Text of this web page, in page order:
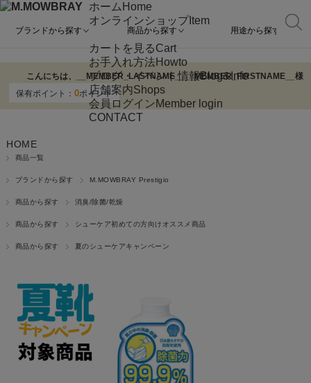
ホーム Home
オンラインショップItem
カートを見るCart
お手入れ方法Howto
ブログ・イベント情報Blog&Info
店舗案内Shops
会員ログインMember login
CONTACT
ブランドから探す 商品から探す 用途から探す
こんにちは、 __MEMBER_LASTNAME____MEMBER_FIRSTNAME__ 様
保有ポイント：0ポイント
HOME
商品一覧
ブランドから探す M.MOWBRAY Prestigio
商品から探す 消臭/除菌/乾燥
商品から探す シューケア初めての方向けオススメ商品
商品から探す 夏のシューケアキャンペーン